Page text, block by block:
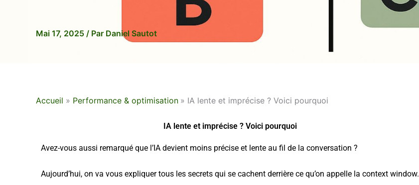
Mai 17, 2025 / Par Daniel Sautot
Accueil Performance & optimisation IA lente et imprécise ? Voici pourquoi
IA lente et imprécise ? Voici pourquoi
Avez-vous aussi remarqué que l’IA devient moins précise et lente au fil de la conversation ?
Aujourd’hui, on va vous expliquer tous les secrets qui se cachent derrière ce qu’on appelle la context window.